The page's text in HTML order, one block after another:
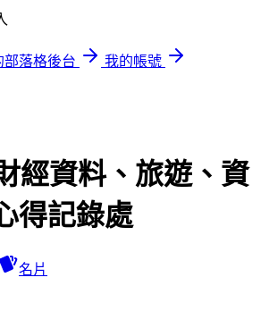
部落格後台
我的帳號
經資料、旅遊、資
得記錄處
名片